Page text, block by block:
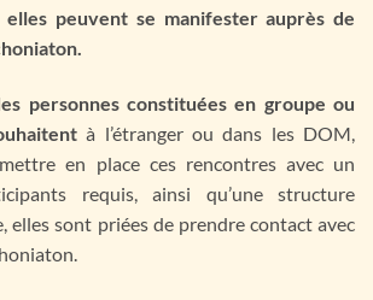
elles peuvent se manifester auprès de
personnes constituées en groupe ou
à l’étranger ou dans les DOM,
en place ces rencontres avec un
requis, ainsi qu’une structure
elles sont priées de prendre contact avec